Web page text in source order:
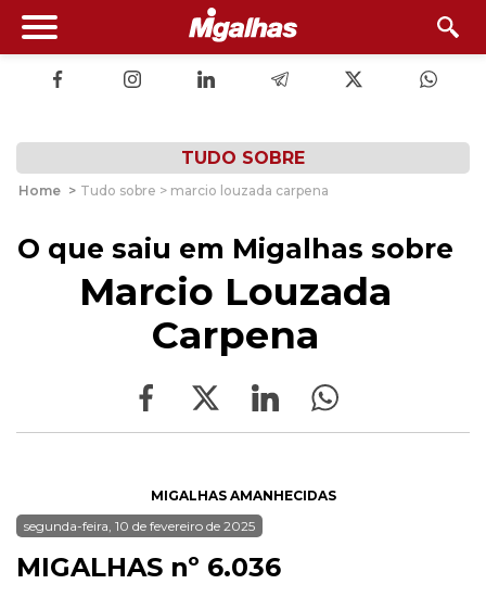
TUDO SOBRE
Home > Tudo sobre > marcio louzada carpena
O que saiu em Migalhas sobre
Marcio Louzada
Carpena
MIGALHAS AMANHECIDAS
segunda-feira, 10 de fevereiro de 2025
MIGALHAS nº 6.036